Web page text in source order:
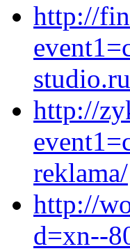
http://
studio.ru
http://
reklama/
http://
d=xn--